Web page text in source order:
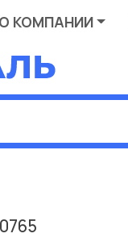
О КОМПАНИИ